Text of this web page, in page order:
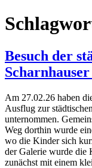
Besuch der
Am 27.02.26 haben
Ausflug zur
unternommen.
Weg dorthin wurde
wo die Kinder sich
der Galerie wurde die
zunächst mit einem